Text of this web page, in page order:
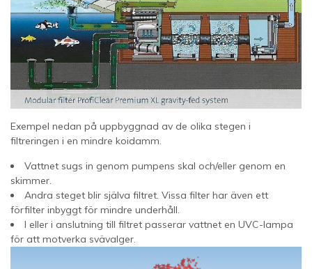
Exempel nedan på uppbyggnad av de olika stegen i
filtreringen i en mindre koidamm.
Vattnet sugs in genom pumpens skal och/eller genom en
skimmer.
Andra steget blir själva filtret. Vissa filter har även ett
förfilter inbyggt för mindre underhåll.
I eller i anslutning till filtret passerar vattnet en UVC-lampa
för att motverka svävalger.